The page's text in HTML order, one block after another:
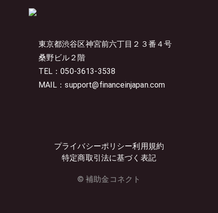
東京都渋谷区神宮前六丁目２３番４号
桑野ビル２階
TEL：050-3613-3538
MAIL：support@financeinjapan.com
プライバシーポリシー利用規約
特定商取引法に基づく表記
© 補助金コネクト